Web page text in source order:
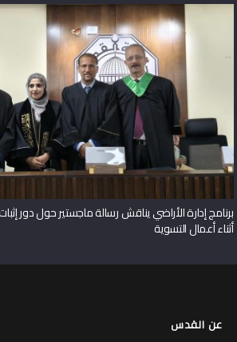
برنامج إدارة الأراضي يناقش رسالة ماجستير حول دور
أثناء أعمال التسوية
عن القدس